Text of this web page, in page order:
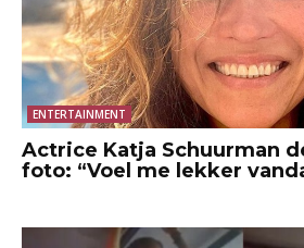
ENTERTAINMENT
Actrice Katja Schuurman
foto: “Voel me lekker